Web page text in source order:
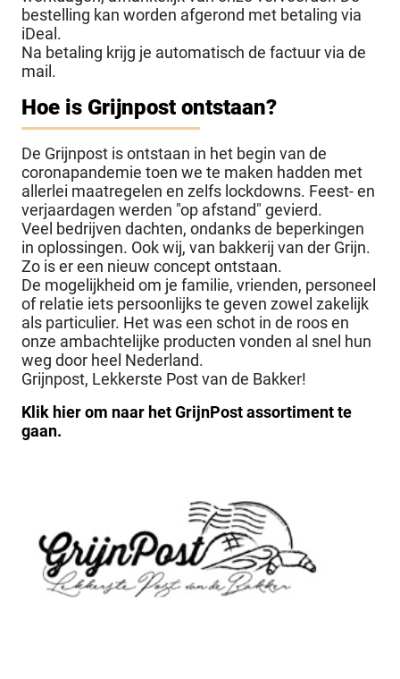
bestelling kan worden afgerond met betaling via
iDeal.
Na betaling krijg je automatisch de factuur via de
mail.
Hoe is Grijnpost ontstaan?
De Grijnpost is ontstaan in het begin van de
coronapandemie toen we te maken hadden met
allerlei maatregelen en zelfs lockdowns. Feest- en
verjaardagen werden "op afstand" gevierd.
Veel bedrijven dachten, ondanks de beperkingen
in oplossingen. Ook wij, van bakkerij van der Grijn.
Zo is er een nieuw concept ontstaan.
De mogelijkheid om je familie, vrienden, personeel
of relatie iets persoonlijks te geven zowel zakelijk
als particulier. Het was een schot in de roos en
onze ambachtelijke producten vonden al snel hun
weg door heel Nederland.
Grijnpost, Lekkerste Post van de Bakker!
Klik hier om naar het GrijnPost assortiment te
gaan.